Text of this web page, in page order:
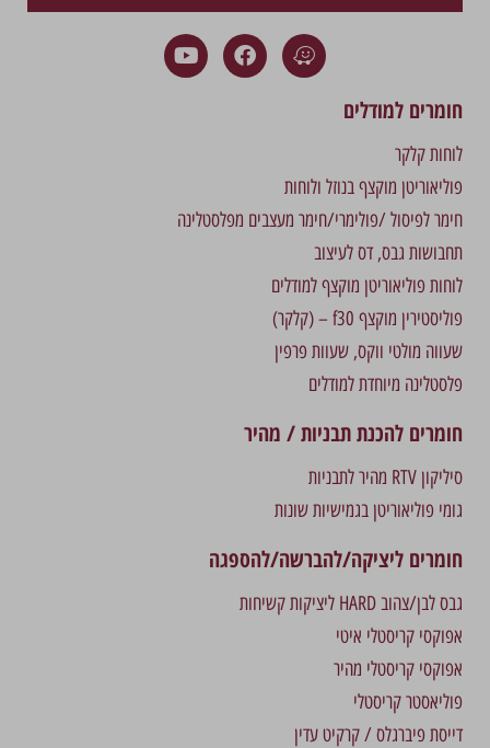
חומרים למודלים
לוחות קלקר
פוליאוריטן מוקצף בנוזל ולוחות
חימר לפיסול /פולימרי/חימר מעצבים מפלסטלינה
תחבושות גבס, דס לעיצוב
לוחות פוליאוריטן מוקצף למודלים
פוליסטירין מוקצף f30 – (קלקר)
שעווה מולטי ווקס, שעוות פרפין
פלסטלינה מיוחדת למודלים
חומרים להכנת תבניות / מהיר
סיליקון RTV מהיר לתבניות
גומי פוליאוריטן בגמישיות שונות
חומרים ליציקה/להברשה/להספגה
גבס לבן/צהוב HARD ליציקות קשיחות
אפוקסי קריסטלי איטי
אפוקסי קריסטלי מהיר
פוליאסטר קריסטלי
דייסת פיברגלס / קרקיט עדין